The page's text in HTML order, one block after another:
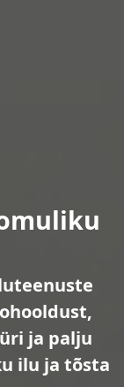
ja palju
ilu ja tõsta